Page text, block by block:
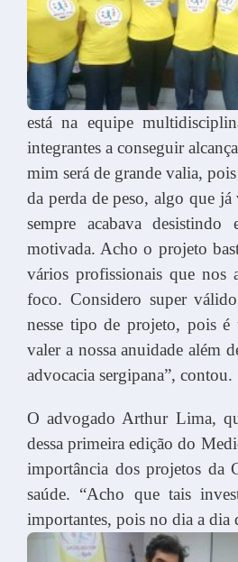
está na equipe
integrantes a conseguir
mim será de grande valia,
da perda de peso, algo que
sempre acabava
motivada. Acho o projeto
vários profissionais que nos
foco. Considero super
nesse tipo de projeto, pois é
valer a nossa anuidade além
advocacia sergipana”, contou.
O advogado Arthur Lima,
dessa primeira edição do
importância dos projetos da
saúde. “Acho que tais
importantes, pois no dia a dia